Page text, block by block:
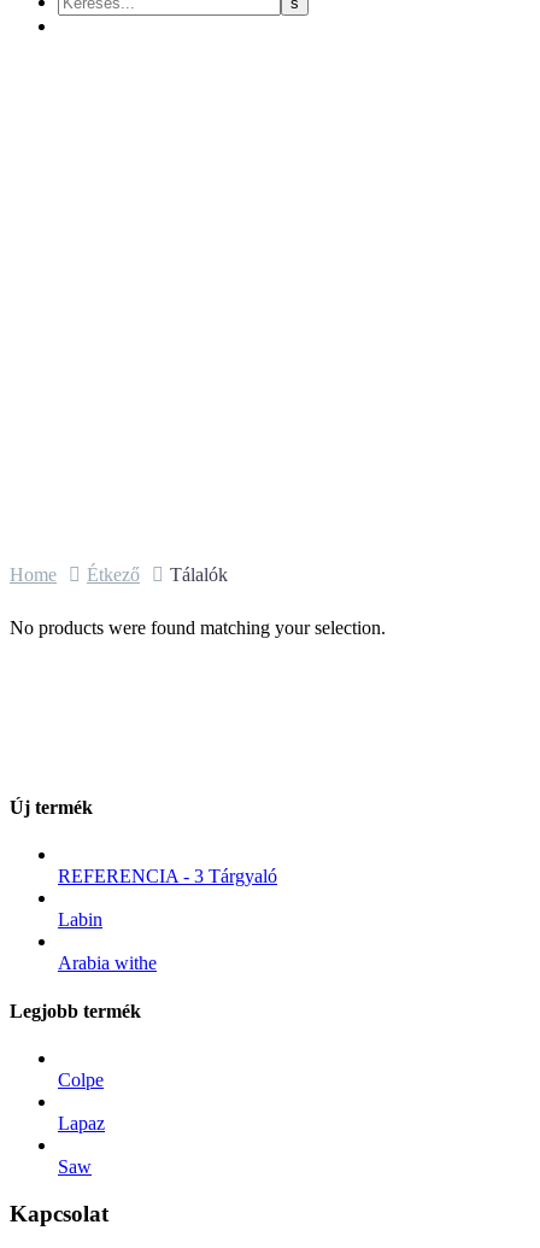
Home Étkező Tálalók
No products were found matching your selection.
Új termék
REFERENCIA - 3 Tárgyaló
Labin
Arabia withe
Legjobb termék
Colpe
Lapaz
Saw
Kapcsolat